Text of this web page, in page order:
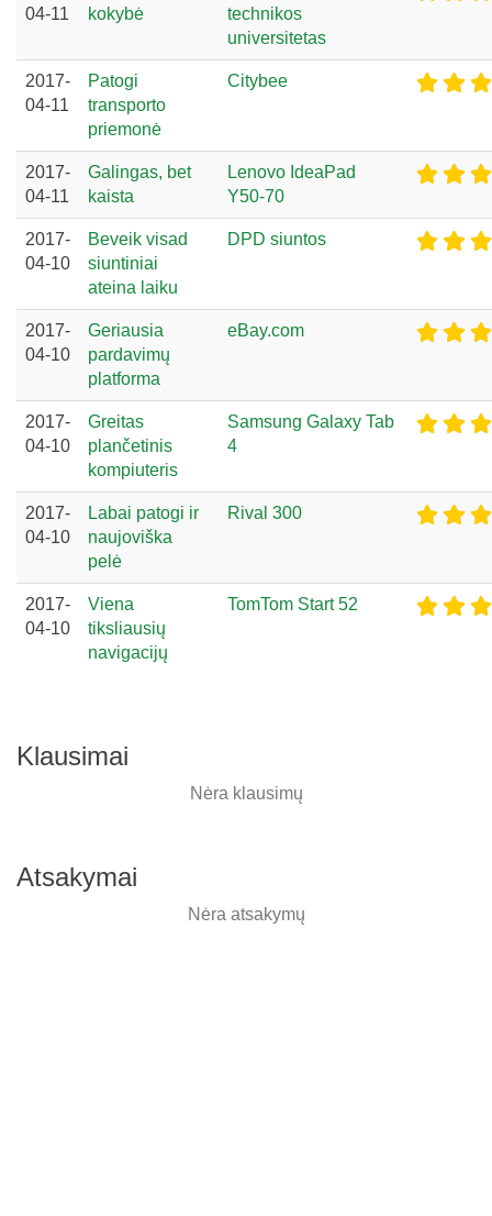
04-11
kokybė
technikos
universitetas
2017-
04-11
Patogi
transporto
priemonė
Citybee
2017-
04-11
Galingas, bet
kaista
Lenovo IdeaPad
Y50-70
2017-
04-10
Beveik visad
siuntiniai
ateina laiku
DPD siuntos
2017-
04-10
Geriausia
pardavimų
platforma
eBay.com
2017-
04-10
Greitas
plančetinis
kompiuteris
Samsung Galaxy Tab
4
2017-
04-10
Labai patogi ir
naujoviška
pelė
Rival 300
2017-
04-10
Viena
tiksliausių
navigacijų
TomTom Start 52
Klausimai
Nėra klausimų
Atsakymai
Nėra atsakymų